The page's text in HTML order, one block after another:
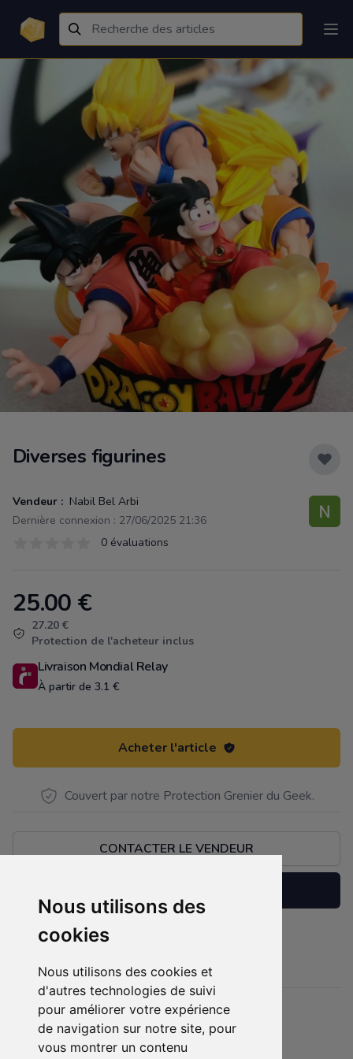
Nous utilisons des
cookies
Nous utilisons des cookies et
d'autres technologies de suivi
pour améliorer votre expérience
de navigation sur notre site, pour
vous montrer un contenu
Diverses figurines
Vendeur : Nabil Bel Arbi
Dernière connexion : 27/06/2025 21:36
0 évaluations
Product information
25.00 €
27.20 €
Protection de l'acheteur inclus
Livraison Mondial Relay
À partir de 3.1 €
Acheter l'article
Couvert par notre Protection Grenier du Geek.
CONTACTER LE VENDEUR
Diverses figurines à divers prix
Détails
Etat : 5 sur 5 étoiles
- Neuf emballé